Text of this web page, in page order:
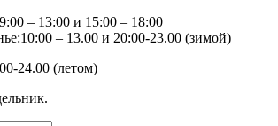
– 13:00 и 15:00 – 18:00
– 13.00 и 20:00-23.00 (зимой)
24.00 (летом)